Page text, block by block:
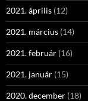
2021. április (12)
2021. március (14)
2021. február (16)
2021. január (15)
2020. december (18)